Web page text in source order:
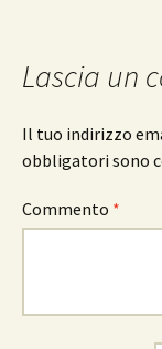
Lascia un
Il tuo indirizzo
obbligatori sono
Commento *